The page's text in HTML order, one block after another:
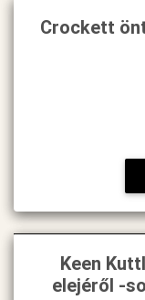
Crockett
Keen
elejéről -